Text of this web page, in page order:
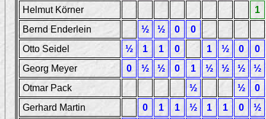
Helmut Körner
1
Bernd Enderlein
½ ½ 0
0
Otto Seidel
½ 1 1 0 1 ½ 0
0
Georg Meyer
0 ½ ½ 0 1 ½ ½ ½
½
Otmar Pack
½ ½
0
Gerhard Martin
0 1 1 ½ 1 1 0
½